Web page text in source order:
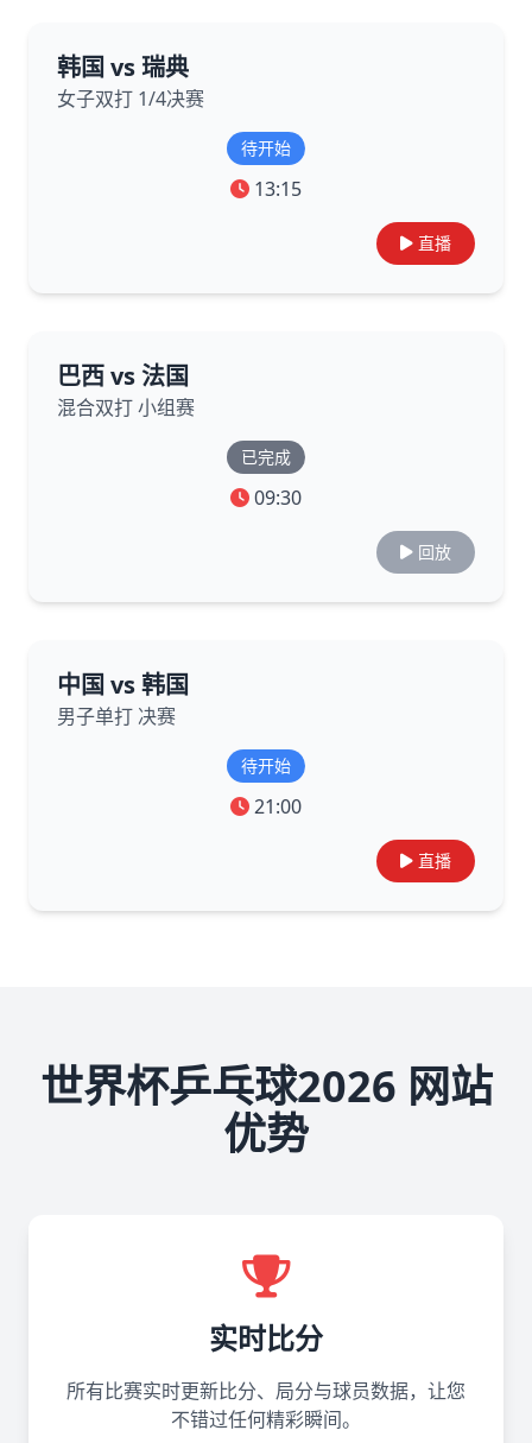
韩国 vs 瑞典
女子双打 1/4决赛
待开始
13:15
直播
巴西 vs 法国
混合双打 小组赛
已完成
09:30
回放
中国 vs 韩国
男子单打 决赛
待开始
21:00
直播
世界杯乒乓球2026 网站
优势
实时比分
所有比赛实时更新比分、局分与球员数据，让您
不错过任何精彩瞬间。